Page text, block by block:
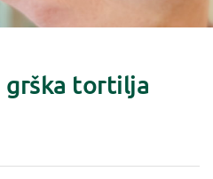
grška tortilja